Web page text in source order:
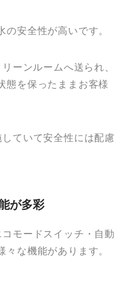
安全性が高いです。
ーンルームへ送られ、
態を保ったままお客様
ていて安全性には配慮
が多彩
モードスイッチ・自動
々な機能があります。